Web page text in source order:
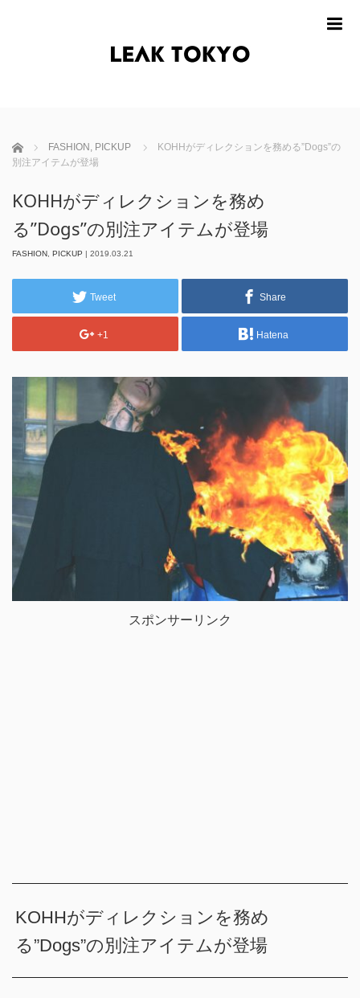
ホーム FASHION , PICKUP
KOHHがディレクションを務める”Dogs”の
別注アイテムが登場
KOHHがディレクションを務め
る”Dogs”の別注アイテムが登場
FASHION PICKUP | 2019.03.21
Tweet Share
+1 Hatena
スポンサーリンク
KOHHがディレクションを務め
る”Dogs”の別注アイテムが登場